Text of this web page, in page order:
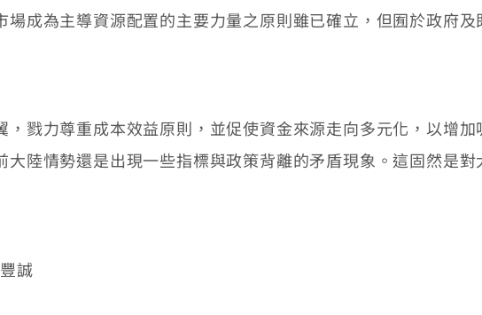
成為主導資源配置的主要力量之原則雖已確立，但囿於政府
力尊重成本效益原則，並促使資金來源走向多元化，以增加
陸情勢還是出現一些指標與政策背離的矛盾現象。這固然是對
誠